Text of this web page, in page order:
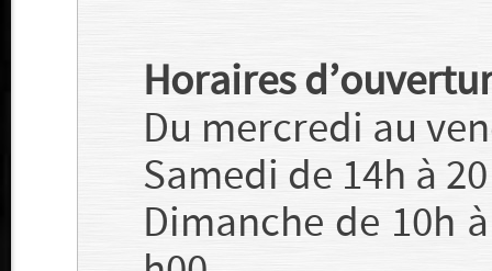
Horaires
Du mercredi au
Samedi de 14h à
Dimanche de 10h